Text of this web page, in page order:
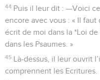
44 Puis il leur dit : —Voici
encore avec vous : « Il faut
écrit de moi dans la *Loi
dans les Psaumes. »
45 Là-dessus, il leur ouvrit
comprennent les Ecritures.